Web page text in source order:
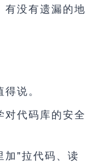
有没有遗漏的地
说。
代码库的安全
加"拉代码、读